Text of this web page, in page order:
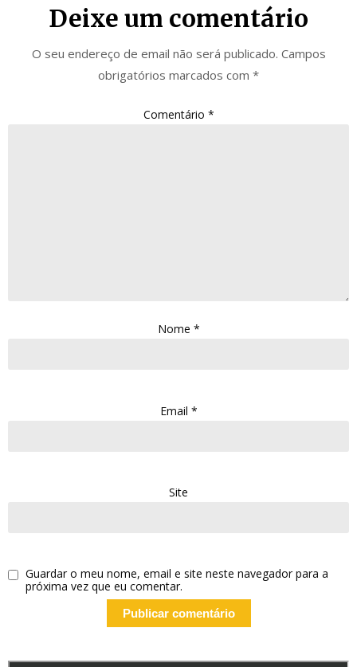
Deixe um comentário
O seu endereço de email não será publicado. Campos
obrigatórios marcados com *
Comentário *
Nome *
Email *
Site
Guardar o meu nome, email e site neste navegador para a
próxima vez que eu comentar.